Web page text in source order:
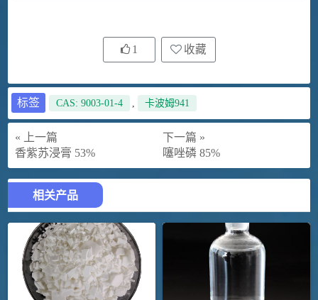
1 收藏
标签 CAS: 9003-01-4 , 卡波姆941
« 上一篇
香紫苏浸膏 53%
下一篇 »
噻唑磷 85%
相关产品